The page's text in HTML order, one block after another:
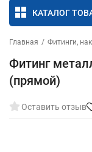
КАТАЛОГ
Главная / Фитинги,
Фитинг
(прямой)
Оставить отзыв